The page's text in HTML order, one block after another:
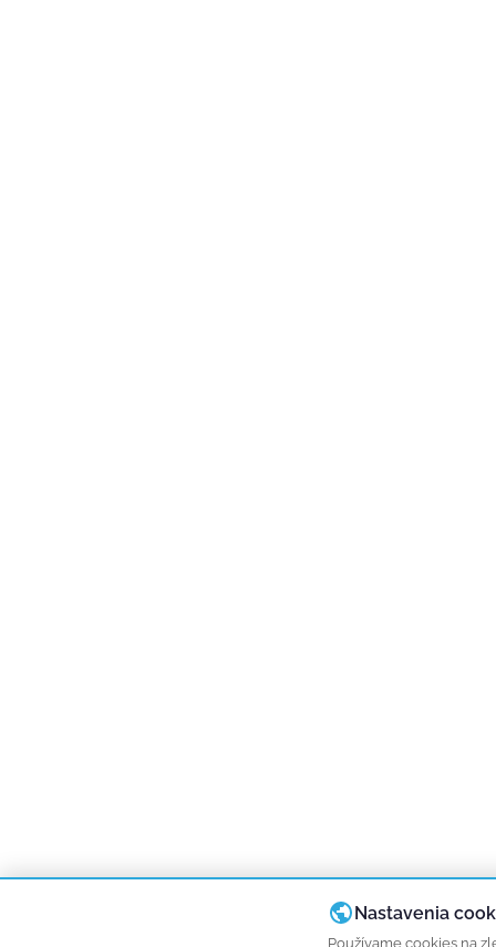
Nastavenia
Používame cookies na